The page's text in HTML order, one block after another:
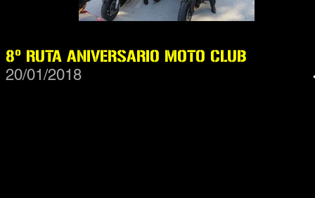
8º RUTA ANIVERSARIO MOTO CLUB
20/01/2018